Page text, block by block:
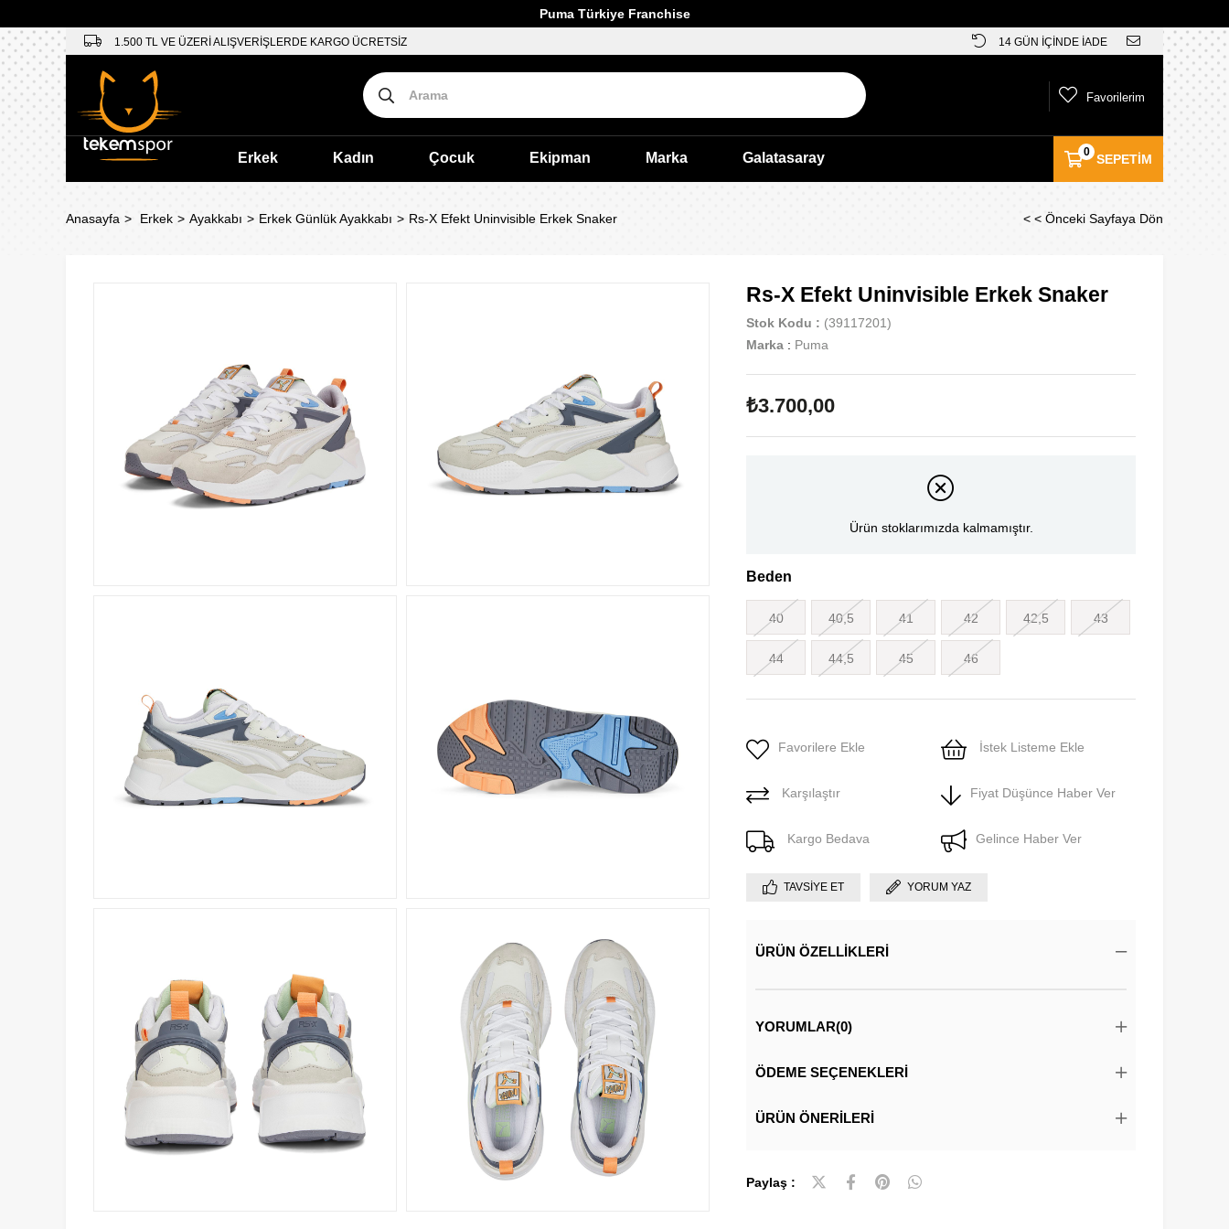
Puma Türkiye Franchise
1.500 TL VE ÜZERİ ALIŞVERİŞLERDE KARGO ÜCRETSİZ 14 GÜN İÇİNDE İADE
SEPETIM
0
Favorilerim
Erkek Kadın Çocuk Ekipman Marka Galatasaray
Anasayfa Erkek Ayakkabı Erkek Günlük Ayakkabı Rs-X Efekt Uninvisible Erkek Snaker < < Önceki Sayfaya Dön
Rs-X Efekt Uninvisible Erkek Snaker
Stok Kodu
(39117201)
Marka : Puma
₺3.700,00
Ürün stoklarımızda kalmamıştır.
Beden
40 40,5 41 42 42,5 43
44 44,5 45 46
Favorilere Ekle İstek Listeme Ekle
Karşılaştır Fiyat Düşünce Haber Ver
Kargo Bedava Gelince Haber Ver
TAVSIYE ET YORUM YAZ
ÜRÜN ÖZELLIKLERI
YORUMLAR(0)
ÖDEME SEÇENEKLERI
ÜRÜN ÖNERILERI
Paylaş :